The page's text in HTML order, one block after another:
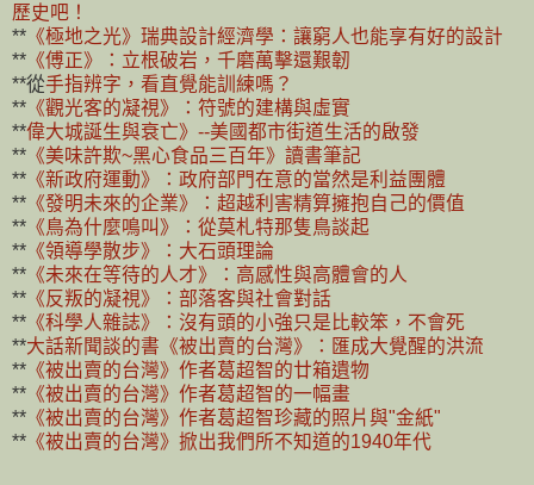
歷史吧！
** 《極地之光》瑞典設計經濟學：讓窮人也能享有好的設計
** 《傅正》：立根破岩，千磨萬擊還艱韌
**從手指辨字，看直覺能訓練嗎？
** 《觀光客的凝視》：符號的建構與虛實
**偉大城誕生與衰亡》--美國都市街道生活的啟發
** 《美味許欺~黑心食品三百年》讀書筆記
** 《新政府運動》：政府部門在意的當然是利益團體
** 《發明未來的企業》：超越利害精算擁抱自己的價值
** 《鳥為什麼鳴叫》：從莫札特那隻鳥談起
** 《領導學散步》：大石頭理論
** 《未來在等待的人才》：高感性與高體會的人
** 《反叛的凝視》：部落客與社會對話
** 《科學人雜誌》：沒有頭的小強只是比較笨，不會死
**大話新聞談的書《被出賣的台灣》：匯成大覺醒的洪流
** 《被出賣的台灣》作者葛超智的廿箱遺物
** 《被出賣的台灣》作者葛超智的一幅畫
** 《被出賣的台灣》作者葛超智珍藏的照片與"金紙"
** 《被出賣的台灣》掀出我們所不知道的1940年代